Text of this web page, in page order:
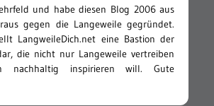
und habe diesen Blog 2006 aus
gegen die Langeweile gegründet.
LangweileDich.net eine Bastion der
die nicht nur Langeweile vertreiben
nachhaltig inspirieren will. Gute